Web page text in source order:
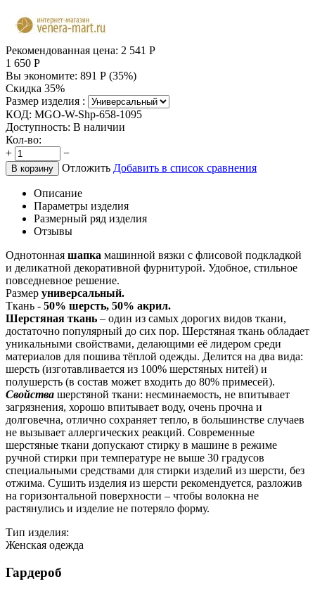
Рекомендованная цена: 2 541 Р
1 650 Р
Вы экономите: 891 Р (35%)
Скидка 35%
Размер изделия :
КОД: MGO-W-Shp-658-1095
Доступность: В наличии
Кол-во:
+
−
В корзину Отложить Добавить в список сравнения
Описание
Параметры изделия
Размерный ряд изделия
Отзывы
Однотонная шапка машинной вязки с флисовой подкладкой
и деликатной декоративной фурнитурой. Удобное, стильное
повседневное решение.
Размер универсальный.
Ткань - 50% шерсть, 50% акрил.
Шерстяная ткань – один из самых дорогих видов ткани,
достаточно популярный до сих пор. Шерстяная ткань обладает
уникальными свойствами, делающими её лидером среди
материалов для пошива тёплой одежды. Делится на два вида:
шерсть (изготавливается из 100% шерстяных нитей) и
полушерсть (в состав может входить до 80% примесей).
Свойства шерстяной ткани: несминаемость, не впитывает
загрязнения, хорошо впитывает воду, очень прочна и
долговечна, отлично сохраняет тепло, в большинстве случаев
не вызывает аллергических реакций. Современные
шерстяные ткани допускают стирку в машине в режиме
ручной стирки при температуре не выше 30 градусов
специальными средствами для стирки изделий из шерсти, без
отжима. Сушить изделия из шерсти рекомендуется, разложив
на горизонтальной поверхности – чтобы волокна не
растянулись и изделие не потеряло форму.
Тип изделия:
Женская одежда
Гардероб